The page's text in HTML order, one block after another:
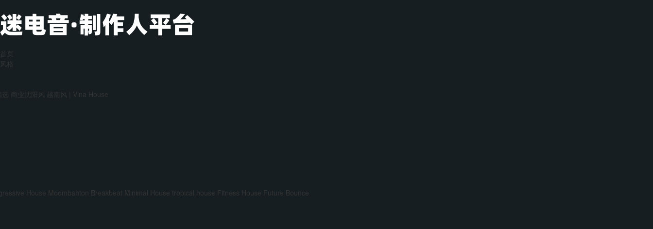
首页
风格
商业沈阳风 越南风 | Vina House
House Moombahton Breakbeat Minimal House tropical house Fitness House Future Bounce